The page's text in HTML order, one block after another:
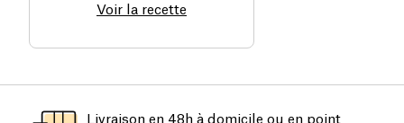
Voir la recette
Livraison en 48h à domicile ou en point